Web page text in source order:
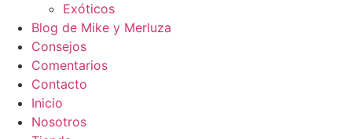
Exóticos
Blog de Mike y Merluza
Consejos
Comentarios
Contacto
Inicio
Nosotros